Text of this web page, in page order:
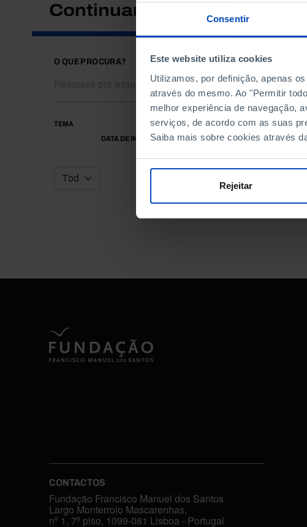
Consentir
Este website utiliza cookies
Utilizamos, por definição, apenas
através do mesmo. Ao "Permitir
melhor experiência de navegação,
serviços, de acordo com as suas
Saiba mais sobre cookies através
Rejeitar
Continuar a pesquisar
O QUE PROCURA?
TEMA
DATA DE INÍCIO
CONTACTOS
Fundação Francisco Manuel dos Santos
Largo Monterroio Mascarenhas,
nº 1, 7º piso, 1099-081 Lisboa - Portugal